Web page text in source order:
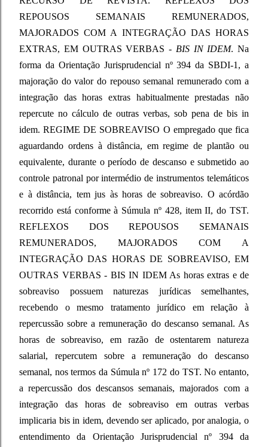
REPOUSOS SEMANAIS REMUNERADOS,
MAJORADOS COM A INTEGRAÇÃO DAS HORAS
EXTRAS, EM OUTRAS VERBAS - BIS IN IDEM. Na
forma da Orientação Jurisprudencial nº 394 da SBDI-1, a
majoração do valor do repouso semanal remunerado com a
integração das horas extras habitualmente prestadas não
repercute no cálculo de outras verbas, sob pena de bis in
idem. REGIME DE SOBREAVISO O empregado que fica
aguardando ordens à distância, em regime de plantão ou
equivalente, durante o período de descanso e submetido ao
controle patronal por intermédio de instrumentos telemáticos
e à distância, tem jus às horas de sobreaviso. O acórdão
recorrido está conforme à Súmula nº 428, item II, do TST.
REFLEXOS DOS REPOUSOS SEMANAIS
REMUNERADOS, MAJORADOS COM A
INTEGRAÇÃO DAS HORAS DE SOBREAVISO, EM
OUTRAS VERBAS - BIS IN IDEM As horas extras e de
sobreaviso possuem naturezas jurídicas semelhantes,
recebendo o mesmo tratamento jurídico em relação à
repercussão sobre a remuneração do descanso semanal. As
horas de sobreaviso, em razão de ostentarem natureza
salarial, repercutem sobre a remuneração do descanso
semanal, nos termos da Súmula nº 172 do TST. No entanto,
a repercussão dos descansos semanais, majorados com a
integração das horas de sobreaviso em outras verbas
implicaria bis in idem, devendo ser aplicado, por analogia, o
entendimento da Orientação Jurisprudencial nº 394 da